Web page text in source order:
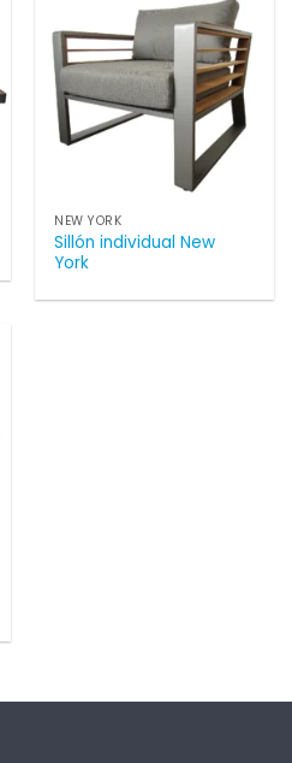
NEW YORK
Sillón individual New
York